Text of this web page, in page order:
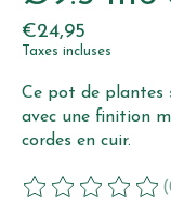
€24,95
Taxes incluses
Ce pot de plantes
avec une finition
cordes en cuir.
Ce produit est